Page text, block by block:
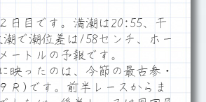
日目です。満潮は20:55、干
で潮位差は158センチ、ホー
ートルの予報です。
映ったのは、今節の最古参・
Ｒ)です。前半レースからま